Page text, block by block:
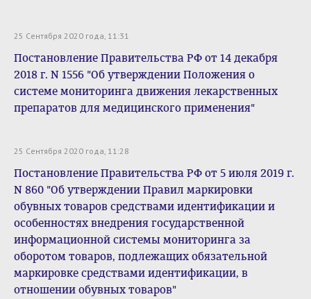
25 Сентября 2020 года, 11:31
Постановление Правительства РФ от 14 декабря
2018 г. N 1556 "Об утверждении Положения о
системе мониторинга движения лекарственных
препаратов для медицинского применения"
25 Сентября 2020 года, 11:28
Постановление Правительства РФ от 5 июля 2019 г.
N 860 "Об утверждении Правил маркировки
обувных товаров средствами идентификации и
особенностях внедрения государственной
информационной системы мониторинга за
оборотом товаров, подлежащих обязательной
маркировке средствами идентификации, в
отношении обувных товаров"